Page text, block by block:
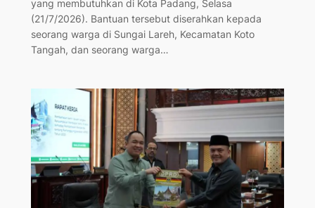
yang membutuhkan di Kota Padang, Selasa
(21/7/2026). Bantuan tersebut diserahkan kepada
seorang warga di Sungai Lareh, Kecamatan Koto
Tangah, dan seorang warga…